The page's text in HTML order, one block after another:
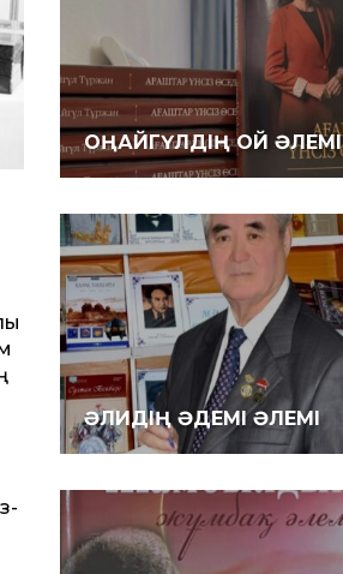
ОҢАЙГҮЛДІҢ ОЙ ӘЛЕМІ
ӘЛИДІҢ ӘДЕМІ ӘЛЕМІ